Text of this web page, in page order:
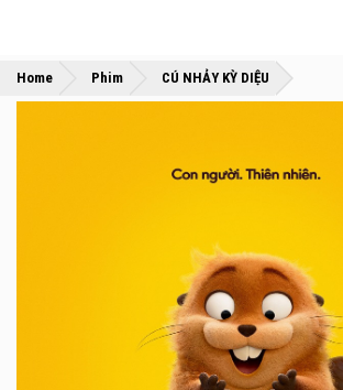
Home »
Phim »
CÚ NHẢY KỲ DIỆU